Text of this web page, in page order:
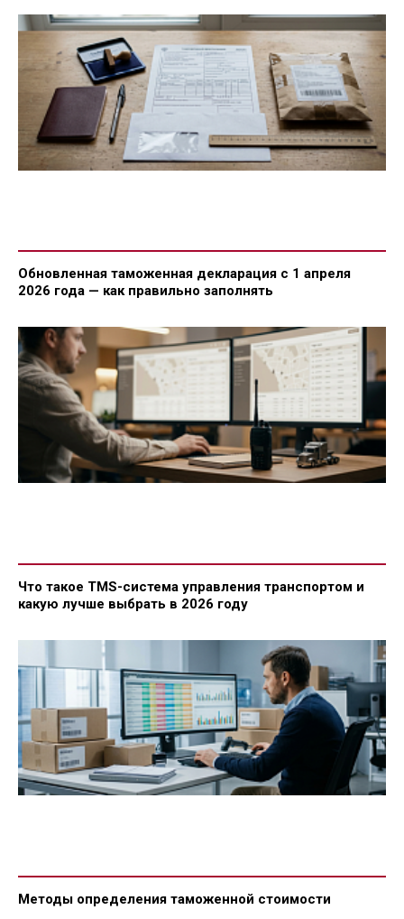
Обновленная таможенная декларация с 1 апреля
2026 года — как правильно заполнять
Что такое TMS-система управления транспортом и
какую лучше выбрать в 2026 году
Методы определения таможенной стоимости